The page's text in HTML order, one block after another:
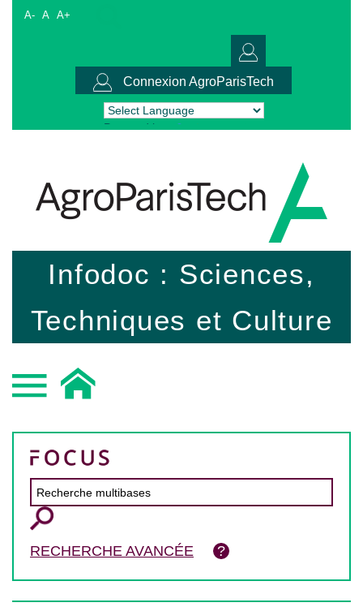
A- A A+
Connexion AgroParisTech
Powered by Translate
Infodoc : Sciences,
Techniques et Culture
RECHERCHE AVANCÉE